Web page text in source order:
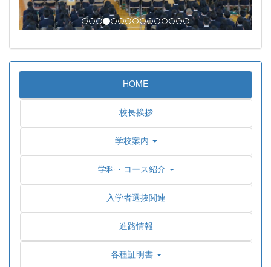
HOME
校長挨拶
学校案内
学科・コース紹介
入学者選抜関連
進路情報
各種証明書